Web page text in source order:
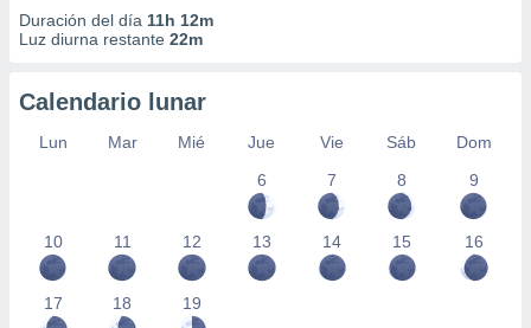
Duración del día 11h 12m
Luz diurna restante 22m
Calendario lunar
Lun Mar Mié Jue Vie Sáb
Dom
6
7 8 9
10 11 12 13 14 15 16
17 18 19